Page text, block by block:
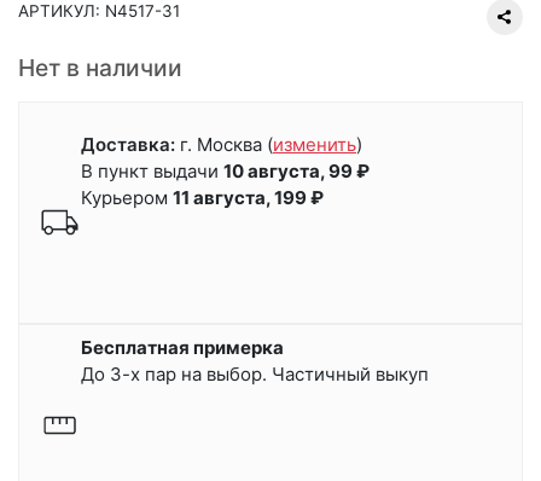
АРТИКУЛ: N4517-31
Нет в наличии
Доставка: г. Москва (изменить)
В пункт выдачи 10 августа, 99 ₽
Курьером 11 августа, 199 ₽
Бесплатная примерка
До 3-х пар на выбор. Частичный выкуп